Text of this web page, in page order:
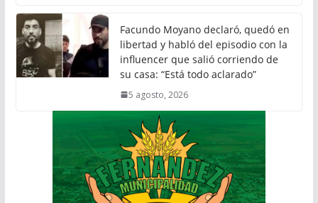
Facundo Moyano declaró, quedó en
libertad y habló del episodio con la
influencer que salió corriendo de
su casa: “Está todo aclarado”
5 agosto, 2026